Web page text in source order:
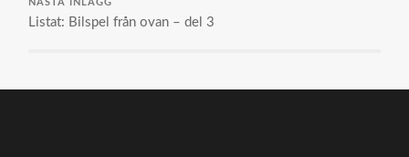
NÄSTA INLÄGG
Listat: Bilspel från ovan – del 3